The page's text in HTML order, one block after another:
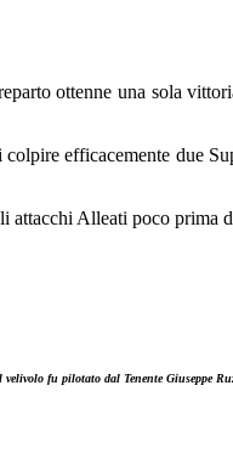
ottenne una sola
efficacemente due
attacchi Alleati poco prima
fu pilotato dal Tenente Giuseppe